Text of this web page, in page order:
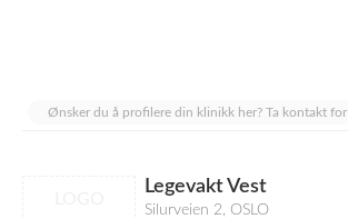
Ønsker du å profilere din klinikk her? Ta kontakt for
Legevakt Vest
Silurveien 2, OSLO